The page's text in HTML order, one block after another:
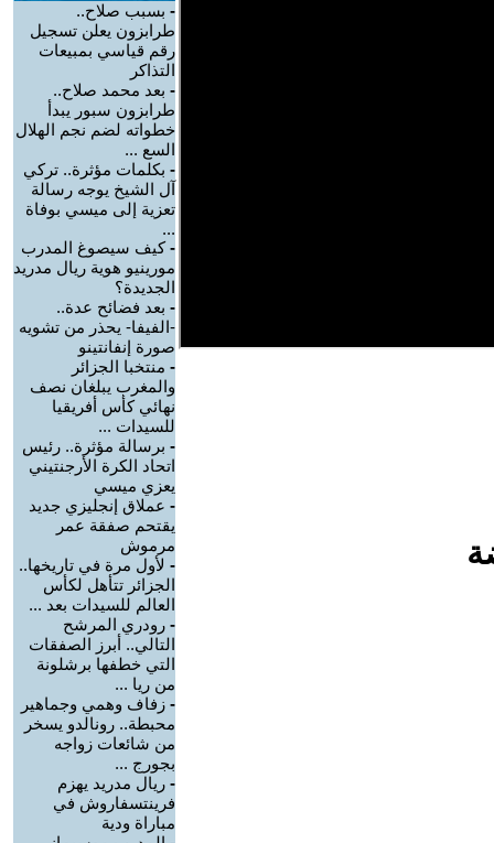
- بسبب صلاح..
طرابزون يعلن تسجيل
رقم قياسي بمبيعات
التذاكر
- بعد محمد صلاح..
طرابزون سبور يبدأ
خطواته لضم نجم الهلال
السع ...
- بكلمات مؤثرة.. تركي
آل الشيخ يوجه رسالة
تعزية إلى ميسي بوفاة
...
-كيف سيصوغ المدرب
مورينيو هوية ريال مدريد
الجديدة؟
- بعد فضائح عدة..
-الفيفا- يحذر من تشويه
صورة إنفانتينو
- منتخبا الجزائر
والمغرب يبلغان نصف
نهائي كأس أفريقيا
للسيدات ...
- برسالة مؤثرة.. رئيس
اتحاد الكرة الأرجنتيني
يعزي ميسي
- عملاق إنجليزي جديد
يقتحم صفقة عمر
مرموش
- لأول مرة في تاريخها..
الجزائر تتأهل لكأس
العالم للسيدات بعد ...
- رودري المرشح
التالي.. أبرز الصفقات
التي خطفها برشلونة
من ريا ...
- زفاف وهمي وجماهير
محبطة.. رونالدو يسخر
من شائعات زواجه
بجورج ...
- ريال مدريد يهزم
فرينتسفاروش في
مباراة ودية